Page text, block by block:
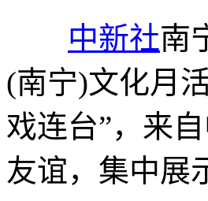
中新社南
(南宁)文化月
戏连台”，来
友谊，集中展